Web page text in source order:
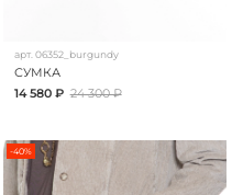
арт.06352_burgundy
СУМКА
14 580 ₽ 24 300 ₽
-40%